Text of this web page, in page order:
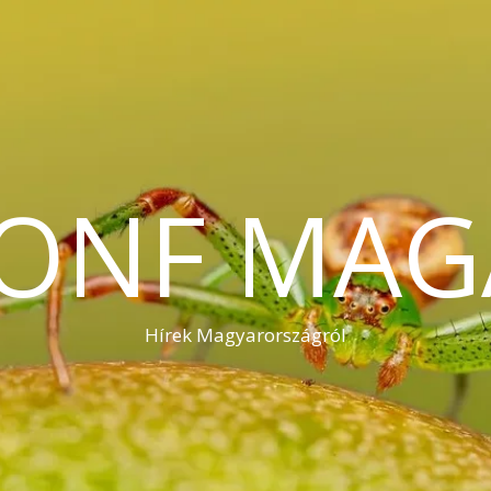
Hírek Magyarországról